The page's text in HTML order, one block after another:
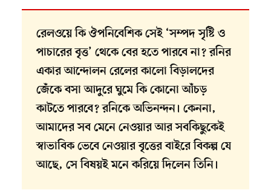
রেলওয়ে কি ঔপনিবেশিক সেই ‘সম্পদ সৃষ্টি ও
পাচারের বৃত্ত’ থেকে বের হতে পারবে না? রনির
একার আন্দোলন রেলের কালো বিড়ালদের
জেঁকে বসা আদুরে ঘুমে কি কোনো আঁচড়
কাটতে পারবে? রনিকে অভিনন্দন। কেননা,
আমাদের সব মেনে নেওয়ার আর সবকিছুকেই
স্বাভাবিক ভেবে নেওয়ার বৃত্তের বাইরে বিকল্প যে
আছে, সে বিষয়ই মনে করিয়ে দিলেন তিনি।